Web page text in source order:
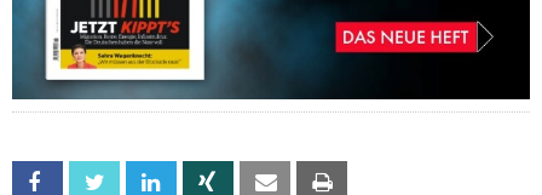
Facebook Twitter Linkedin Xing Email